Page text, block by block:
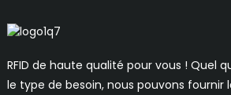
RFID de haute qualité pour vous ! Quel
le type de besoin, nous pouvons fournir